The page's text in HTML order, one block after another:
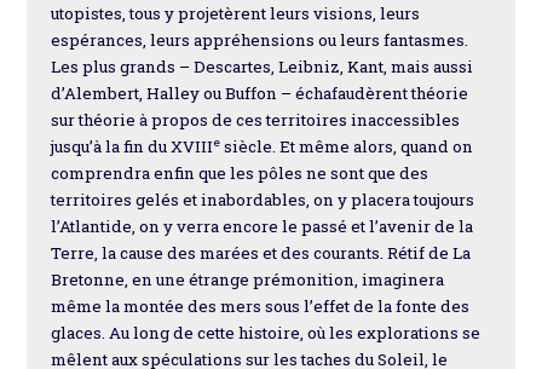
utopistes, tous y projetèrent leurs visions, leurs
espérances, leurs appréhensions ou leurs fantasmes.
Les plus grands – Descartes, Leibniz, Kant, mais aussi
d’Alembert, Halley ou Buffon – échafaudèrent théorie
sur théorie à propos de ces territoires inaccessibles
jusqu’à la fin du XVIIIe siècle. Et même alors, quand on
comprendra enfin que les pôles ne sont que des
territoires gelés et inabordables, on y placera toujours
l’Atlantide, on y verra encore le passé et l’avenir de la
Terre, la cause des marées et des courants. Rétif de La
Bretonne, en une étrange prémonition, imaginera
même la montée des mers sous l’effet de la fonte des
glaces. Au long de cette histoire, où les explorations se
mêlent aux spéculations sur les taches du Soleil, le